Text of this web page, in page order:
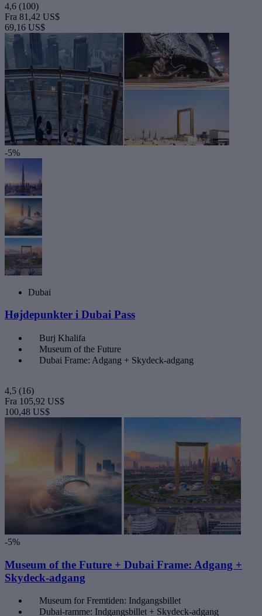
4,6 (100)
Fra 81,42 US$
69,16 US$
-5%
Dubai
Højdepunkter i Dubai Pass
Burj Khalifa
Museum of the Future
Dubai Frame: Adgang + Skydeck-adgang
4,5 (16)
Fra 105,92 US$
100,48 US$
-5%
Museum of the Future + Dubai Frame: Adgang +
Skydeck-adgang
Museum for Fremtiden: Indgangsbillet
Dubai-ramme: Indgangsbillet + Skydeck-adgang